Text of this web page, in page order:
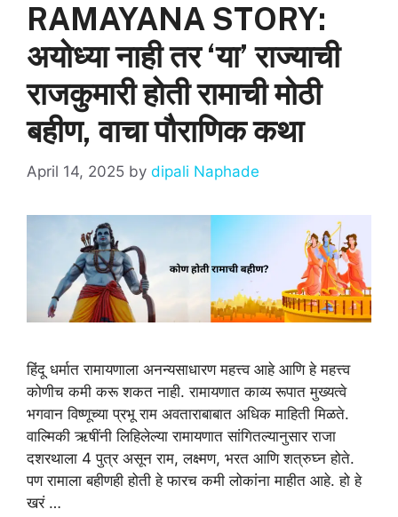
RAMAYANA STORY:
अयोध्या नाही तर ‘या’ राज्याची
राजकुमारी होती रामाची मोठी
बहीण, वाचा पौराणिक कथा
April 14, 2025 by dipali Naphade
हिंदू धर्मात रामायणाला अनन्यसाधारण महत्त्व आहे आणि हे महत्त्व
कोणीच कमी करू शकत नाही. रामायणात काव्य रूपात मुख्यत्वे
भगवान विष्णूच्या प्रभू राम अवताराबाबात अधिक माहिती मिळते.
वाल्मिकी ऋषींनी लिहिलेल्या रामायणात सांगितल्यानुसार राजा
दशरथाला 4 पुत्र असून राम, लक्ष्मण, भरत आणि शत्रुघ्न होते.
पण रामाला बहीणही होती हे फारच कमी लोकांना माहीत आहे. हो हे
खरं …